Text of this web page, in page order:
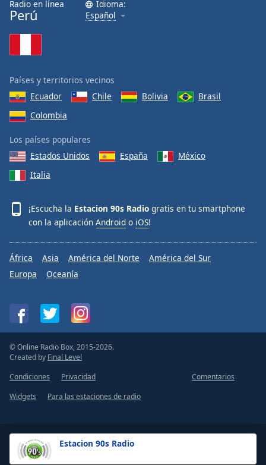
Estacion 90s Radio
Radio en línea
Perú
Idioma:
Español
Países y territorios vecinos
Ecuador
Chile Bolivia
Brasil
Colombia
Los países populares
Estados Unidos
España
México
Italia
¡Escucha la Estacion 90s Radio gratis en tu smartphone
con la aplicación Android o iOS!
África Asia América del Norte
América del Sur
Europa
Oceanía
© Online Radio Box, 2015-2026.
Created by Final Level
Condiciones
Privacidad
Comentarios
Widgets
Para las estaciones de radio